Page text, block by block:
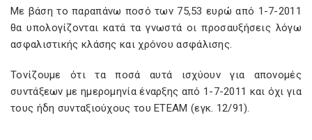
Με βάση το παραπάνω ποσό των 75,53 ευρώ από 1-7-2011
θα υπολογίζονται κατά τα γνωστά οι προσαυξήσεις λόγω
ασφαλιστικής κλάσης και χρόνου ασφάλισης.
Τονίζουμε ότι τα ποσά αυτά ισχύουν για απονομές
συντάξεων με ημερομηνία έναρξης από 1-7-2011 και όχι για
τους ήδη συνταξιούχους του ΕΤΕΑΜ (εγκ. 12/91).